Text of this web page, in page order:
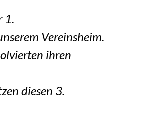
1.
Vereinsheim.
ihren
diesen 3.